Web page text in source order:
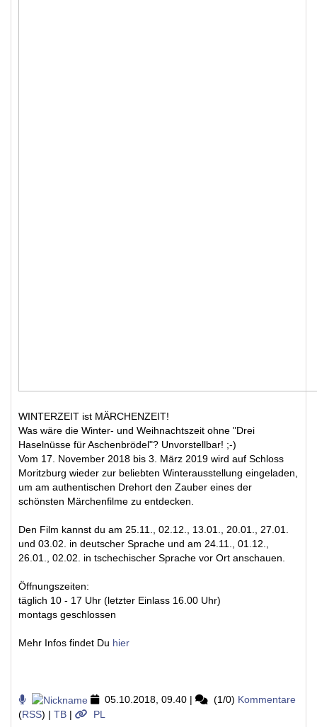
WINTERZEIT ist MÄRCHENZEIT!
Was wäre die Winter- und Weihnachtszeit ohne "Drei
Haselnüsse für Aschenbrödel"? Unvorstellbar! ;-)
Vom 17. November 2018 bis 3. März 2019 wird auf Schloss
Moritzburg wieder zur beliebten Winterausstellung eingeladen,
um am authentischen Drehort den Zauber eines der
schönsten Märchenfilme zu entdecken.
Den Film kannst du am 25.11., 02.12., 13.01., 20.01., 27.01.
und 03.02. in deutscher Sprache und am 24.11., 01.12.,
26.01., 02.02. in tschechischer Sprache vor Ort anschauen.
Öffnungszeiten:
täglich 10 - 17 Uhr (letzter Einlass 16.00 Uhr)
montags geschlossen
Mehr Infos findet Du hier
05.10.2018, 09.40 | (1/0) Kommentare
(RSS) | TB | PL